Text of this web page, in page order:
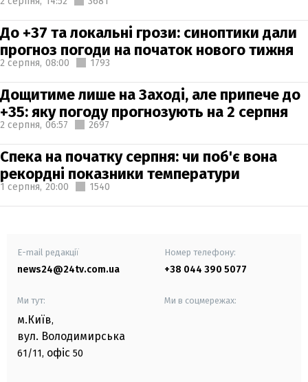
До +37 та локальні грози: синоптики дали
прогноз погоди на початок нового тижня
2 серпня, 08:00 1793
Дощитиме лише на Заході, але припече до
+35: яку погоду прогнозують на 2 серпня
2 серпня, 06:57 2697
Спека на початку серпня: чи поб'є вона
рекордні показники температури
1 серпня, 20:00 1540
E-mail редакції
news24@24tv.com.ua
Номер телефону:
+38 044 390 5077
Ми тут:
м.Київ,
вул. Володимирська
61/11, офіс 50
Ми в соцмережах: